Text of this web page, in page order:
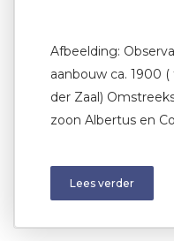
Afbeelding:
aanbouw ca. 1900
der Zaal)
zoon Albertus en
Lees verder